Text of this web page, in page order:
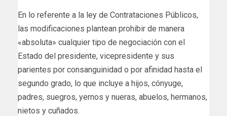
En lo referente a la ley de Contrataciones Públicos,
las modificaciones plantean prohibir de manera
«absoluta» cualquier tipo de negociación con el
Estado del presidente, vicepresidente y sus
parientes por consanguinidad o por afinidad hasta el
segundo grado, lo que incluye a hijos, cónyuge,
padres, suegros, yernos y nueras, abuelos, hermanos,
nietos y cuñados.